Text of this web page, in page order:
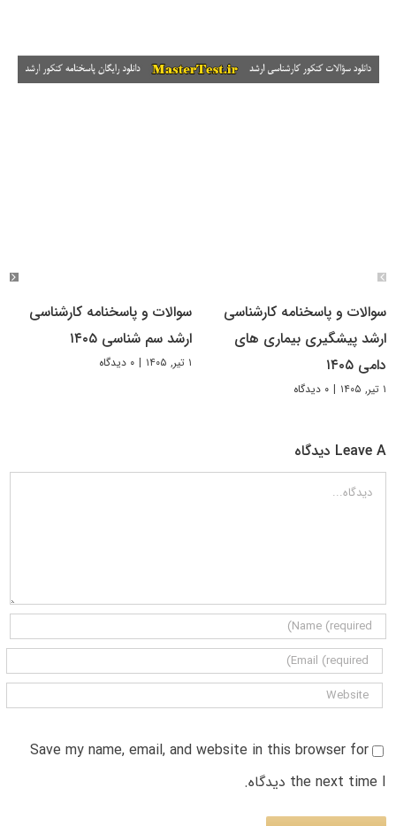
سوالات و پاسخنامه کارشناسی
ارشد پیشگیری بیماری های
دامی ۱۴۰۵
۱ تیر, ۱۴۰۵ | ۰ دیدگاه
سوالات و پاسخنامه کارشناسی
ارشد سم شناسی ۱۴۰۵
۱ تیر, ۱۴۰۵ | ۰ دیدگاه
Leave A دیدگاه
دیدگاه
Save my name, email, and website in this browser for
the next time I دیدگاه.